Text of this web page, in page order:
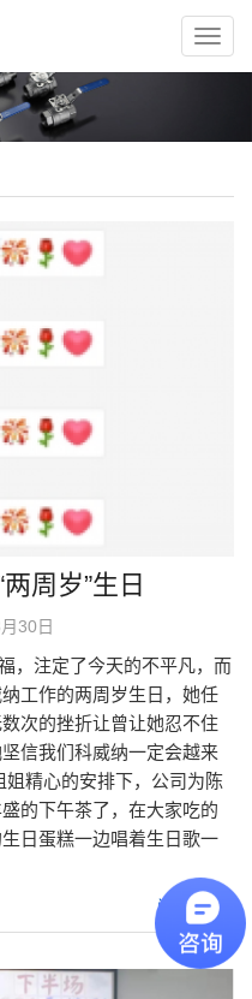
周岁”生日
30日
，注定了今天的不平凡，而
工作的两周岁生日，她任
次的挫折让曾让她忍不住
信我们科威纳一定会越来
精心的安排下，公司为陈
的下午茶了，在大家吃的
日蛋糕一边唱着生日歌一
阅读更多»